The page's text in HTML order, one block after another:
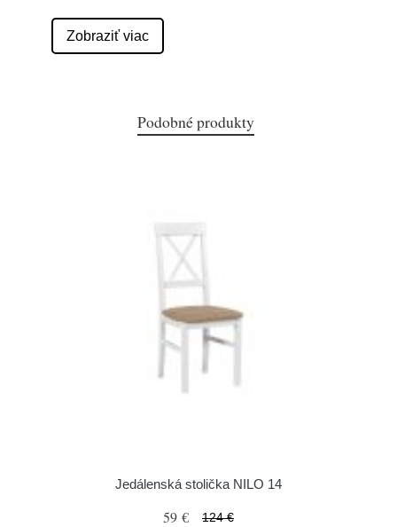
Zobraziť viac
Podobné produkty
Jedálenská stolička NILO 14
59 € 124 €